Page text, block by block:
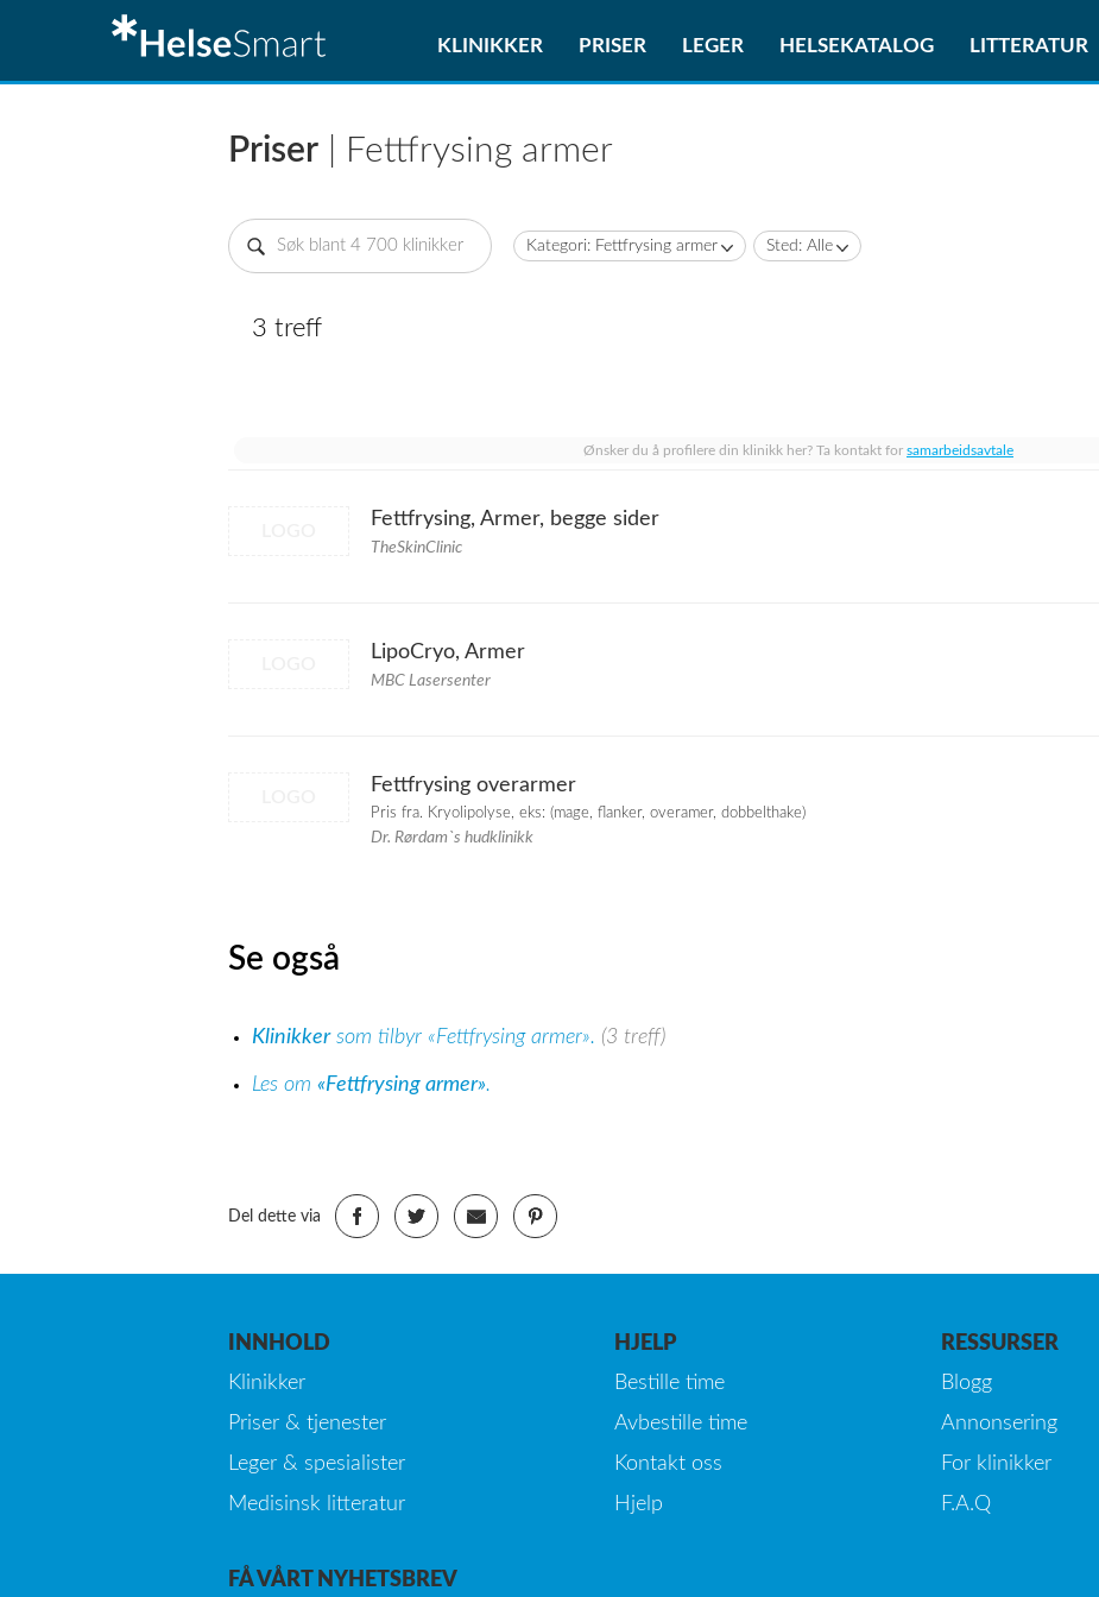
KLINIKKER PRISER LEGER HELSEKATALOG LITTERATUR
Priser | Fettfrysing armer
Kategori: Fettfrysing armer Sted: Alle
3 treff
Ønsker du å profilere din klinikk her? Ta kontakt for samarbeidsavtale
Fettfrysing, Armer, begge sider
TheSkinClinic
LipoCryo, Armer
MBC Lasersenter
Fettfrysing overarmer
Pris fra. Kryolipolyse, eks: (mage, flanker, overamer, dobbelthake)
Dr. Rørdam`s hudklinikk
Se også
Klinikkersom tilbyr «Fettfrysing armer». (3 treff)
Les om «Fettfrysing armer».
Del dette via
INNHOLD
Klinikker
Priser & tjenester
Leger & spesialister
Medisinsk litteratur
HJELP
Bestille time
Avbestille time
Kontakt oss
Hjelp
RESSURSER
Blogg
Annonsering
For klinikker
F.A.Q
FÅ VÅRT NYHETSBREV